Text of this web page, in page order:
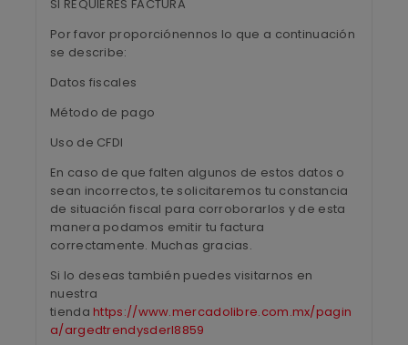
SI REQUIERES FACTURA
Por favor proporciónennos lo que a continuación
se describe:
Datos fiscales
Método de pago
Uso de CFDI
En caso de que falten algunos de estos datos o
sean incorrectos, te solicitaremos tu constancia
de situación fiscal para corroborarlos y de esta
manera podamos emitir tu factura
correctamente. Muchas gracias.
Si lo deseas también puedes visitarnos en
nuestra
tiendahttps://www.mercadolibre.com.mx/pagin
a/argedtrendysderl8859